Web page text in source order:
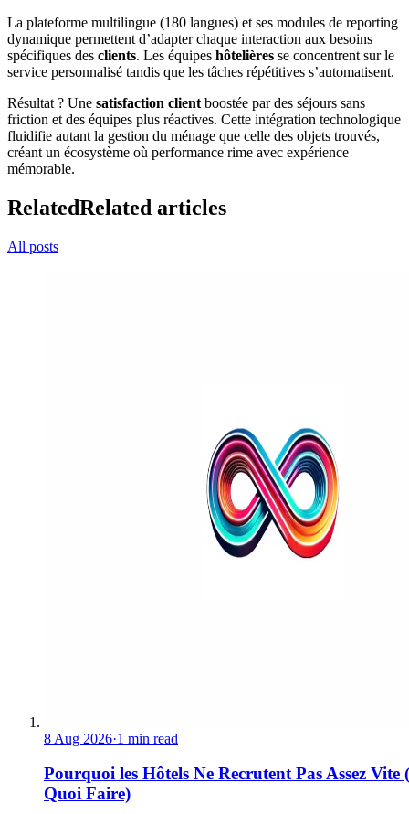
La plateforme multilingue (180 langues) et ses modules de reporting
dynamique permettent d’adapter chaque interaction aux besoins
spécifiques des clients. Les équipes hôtelières se concentrent sur le
service personnalisé tandis que les tâches répétitives s’automatisent.
Résultat ? Une satisfaction client boostée par des séjours sans
friction et des équipes plus réactives. Cette intégration technologique
fluidifie autant la gestion du ménage que celle des objets trouvés,
créant un écosystème où performance rime avec expérience
mémorable.
RelatedRelated articles
All posts
8 Aug 2026·1 min read
Pourquoi les Hôtels Ne Recrutent Pas Assez Vite
Quoi Faire)